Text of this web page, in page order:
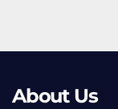
About Us